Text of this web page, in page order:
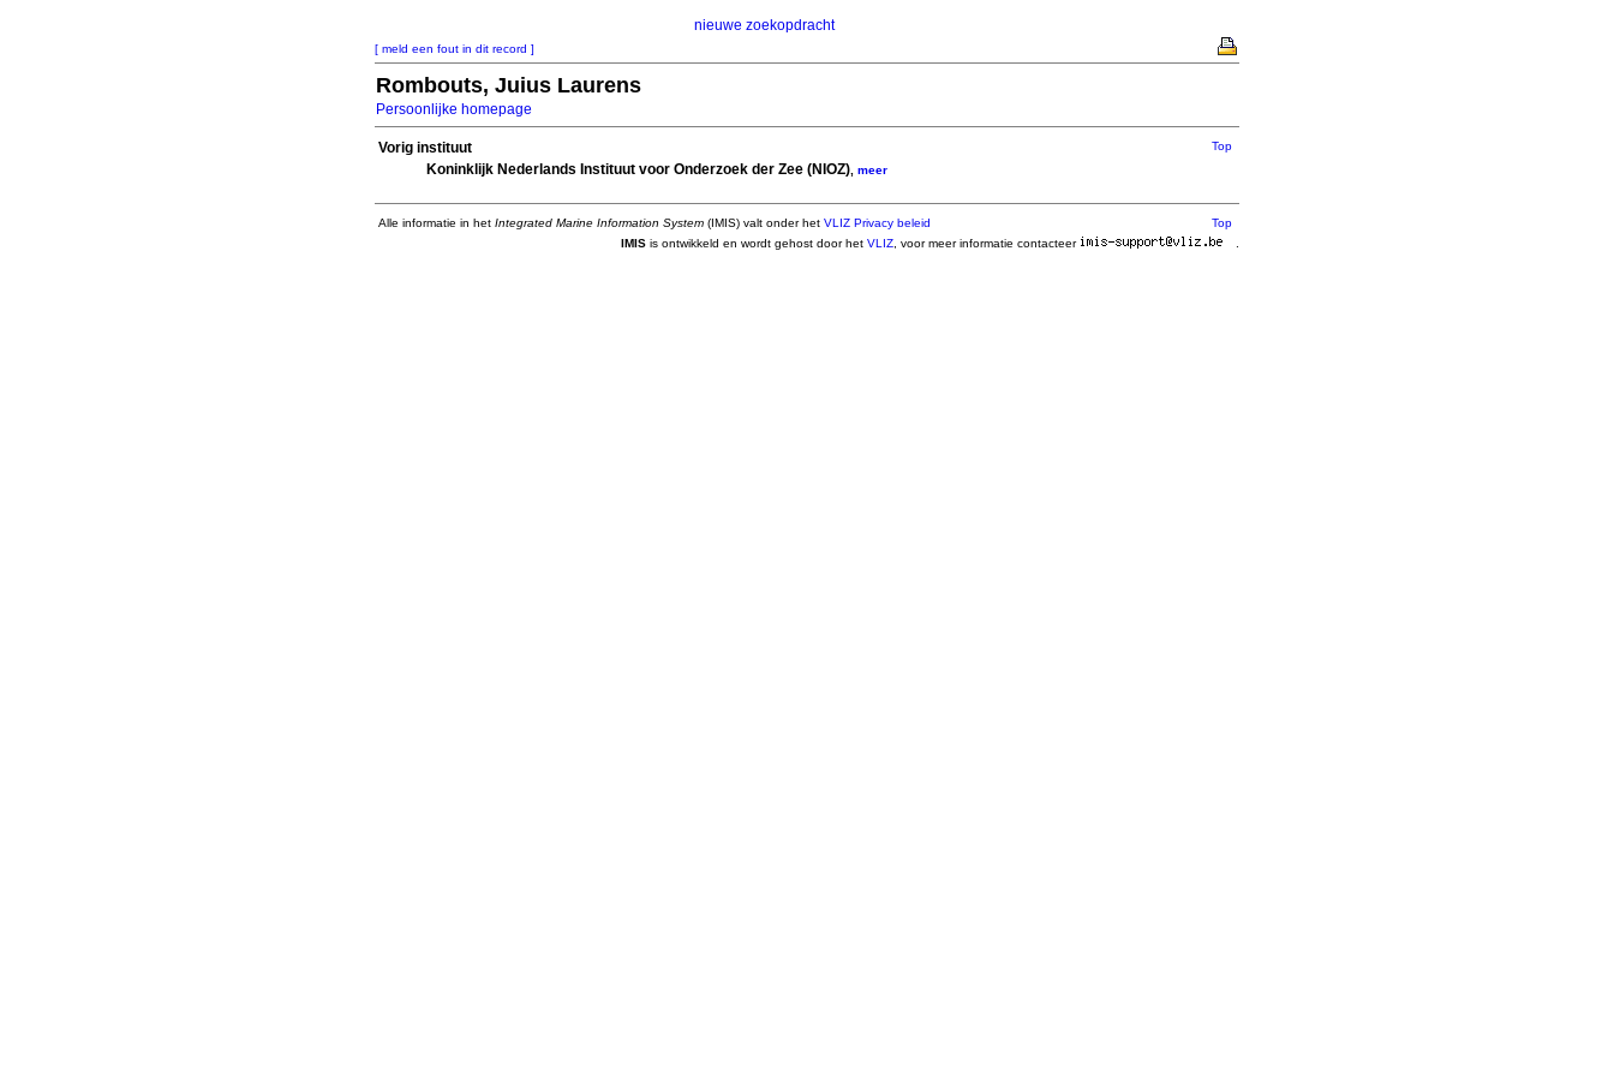
nieuwe zoekopdracht
[ meld een fout in dit record ]
Rombouts, Juius Laurens
Persoonlijke homepage
Vorig instituut Top
Koninklijk Nederlands Instituut voor Onderzoek der Zee (NIOZ) meer
Alle informatie in het Integrated Marine Information System (IMIS) valt onder het VLIZ Privacy beleid
Top
IMIS is ontwikkeld en wordt gehost door het VLIZ , voor meer informatie contacteer